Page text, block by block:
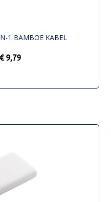
1 BAMBOE KABEL
€ 9,79